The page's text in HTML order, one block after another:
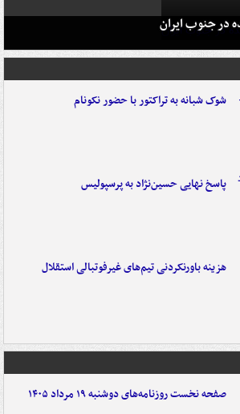
در جنوب ایران
شوک شبانه به تراکتور با حضور نکونام
پاسخ نهایی حسین‌نژاد به پرسپولیس
هزینه باورنکردنی تیم‌های غیرفوتبالی استقلال
صفحه نخست روزنامه‌های دوشنبه ۱۹ مرداد ۱۴۰۵